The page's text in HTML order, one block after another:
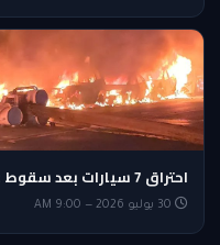
احتراق 7 سيارات بعد سقوط عمود كهرباء في نيوجيرسي